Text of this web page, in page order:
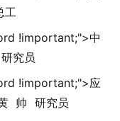
工
!important;">中
研究员
!important;">应
帅 研究员